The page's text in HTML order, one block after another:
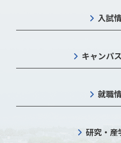
入試
キャンパ
就職
研究・産